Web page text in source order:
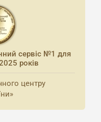
сервіс №1 для
років
центру